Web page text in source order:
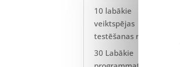
10 labākie
veiktspējas
testēšanas rīki
30 Labākie